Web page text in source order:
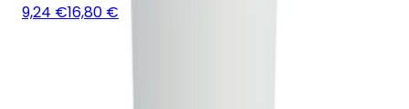
9,24 €16,80 €